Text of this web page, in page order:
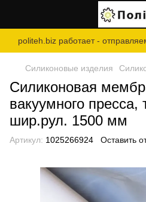
politeh.biz работает -
Силиконовые изделия
Силиконовая
вакуумного
шир.рул. 1500 мм
Артикул: 1025266924 Оставить